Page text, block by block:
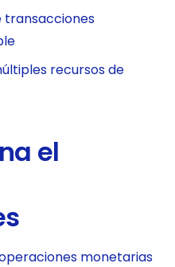
recursos de
el
monetarias